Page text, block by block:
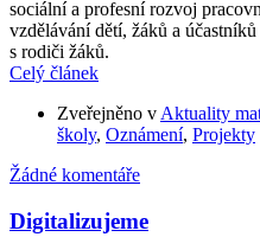
sociální a profesní rozvoj
vzdělávání dětí, žáků a
s rodiči žáků.
Celý článek
Zveřejněno v Aktuality
školy, Oznámení, Projekty
Žádné komentáře
Digitalizujeme